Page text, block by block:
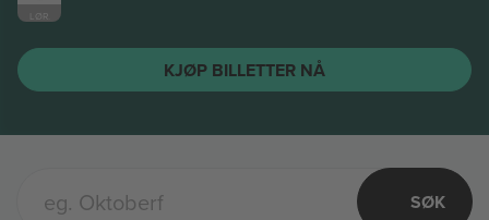
LØR.
KJØP BILLETTER NÅ
SØK